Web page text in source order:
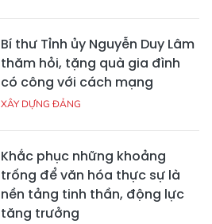
Bí thư Tỉnh ủy Nguyễn Duy Lâm
thăm hỏi, tặng quà gia đình
có công với cách mạng
XÂY DỰNG ĐẢNG
Khắc phục những khoảng
trống để văn hóa thực sự là
nền tảng tinh thần, động lực
tăng trưởng